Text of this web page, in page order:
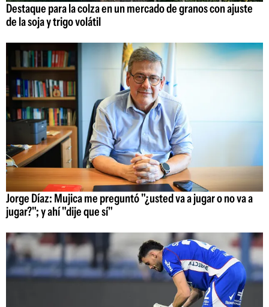
Destaque para la colza en un mercado de granos con ajuste
de la soja y trigo volátil
Jorge Díaz: Mujica me preguntó "¿usted va a jugar o no va a
jugar?"; y ahí "dije que sí"